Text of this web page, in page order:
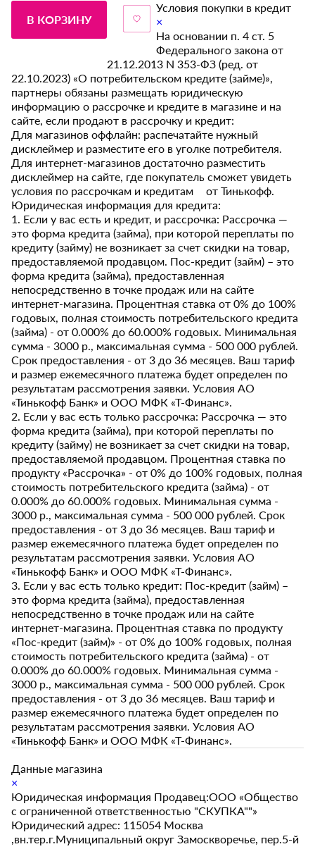
В КОРЗИНУ
Условия покупки в кредит
×
На основании п. 4 ст. 5
Федерального закона от
21.12.2013 N 353-ФЗ (ред. от
22.10.2023) «О потребительском кредите (займе)»,
партнеры обязаны размещать юридическую
информацию о рассрочке и кредите в магазине и на
сайте, если продают в рассрочку и кредит:
Для магазинов оффлайн: распечатайте нужный
дисклеймер и разместите его в уголке потребителя.
Для интернет-магазинов достаточно разместить
дисклеймер на сайте, где покупатель сможет увидеть
условия по рассрочкам и кредитам от Тинькофф.
Юридическая информация для кредита:
1. Если у вас есть и кредит, и рассрочка: Рассрочка —
это форма кредита (займа), при которой переплаты по
кредиту (займу) не возникает за счет скидки на товар,
предоставляемой продавцом. Пос-кредит (займ) – это
форма кредита (займа), предоставленная
непосредственно в точке продаж или на сайте
интернет-магазина. Процентная ставка от 0% до 100%
годовых, полная стоимость потребительского кредита
(займа) - от 0.000% до 60.000% годовых. Минимальная
сумма - 3000 р., максимальная сумма - 500 000 рублей.
Срок предоставления - от 3 до 36 месяцев. Ваш тариф
и размер ежемесячного платежа будет определен по
результатам рассмотрения заявки. Условия АО
«Тинькофф Банк» и ООО МФК «Т-Финанс».
2. Если у вас есть только рассрочка: Рассрочка — это
форма кредита (займа), при которой переплаты по
кредиту (займу) не возникает за счет скидки на товар,
предоставляемой продавцом. Процентная ставка по
продукту «Рассрочка» - от 0% до 100% годовых, полная
стоимость потребительского кредита (займа) - от
0.000% до 60.000% годовых. Минимальная сумма -
3000 р., максимальная сумма - 500 000 рублей. Срок
предоставления - от 3 до 36 месяцев. Ваш тариф и
размер ежемесячного платежа будет определен по
результатам рассмотрения заявки. Условия АО
«Тинькофф Банк» и ООО МФК «Т-Финанс».
3. Если у вас есть только кредит: Пос-кредит (займ) –
это форма кредита (займа), предоставленная
непосредственно в точке продаж или на сайте
интернет-магазина. Процентная ставка по продукту
«Пос-кредит (займ)» - от 0% до 100% годовых, полная
стоимость потребительского кредита (займа) - от
0.000% до 60.000% годовых. Минимальная сумма -
3000 р., максимальная сумма - 500 000 рублей. Срок
предоставления - от 3 до 36 месяцев. Ваш тариф и
размер ежемесячного платежа будет определен по
результатам рассмотрения заявки. Условия АО
«Тинькофф Банк» и ООО МФК «Т-Финанс».
Данные магазина
×
Юридическая информация Продавец:ООО «Общество
с ограниченной ответственностью "СКУПКА""»
Юридический адрес: 115054 Москва
,вн.тер.г.Муниципальный округ Замоскворечье, пер.5-й